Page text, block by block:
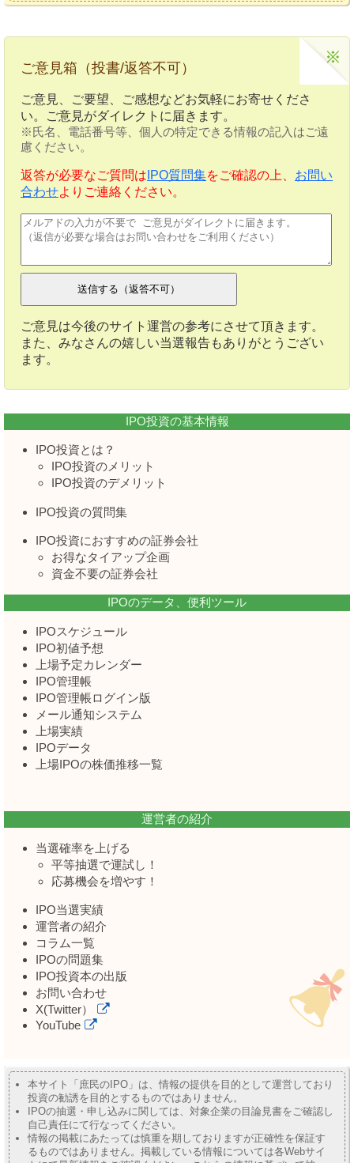
ご意見箱（投書/返答不可）
ご意見、ご要望、ご感想などお気軽にお寄せくださ
い。ご意見がダイレクトに届きます。
※氏名、電話番号等、個人の特定できる情報の記入はご遠
慮ください。
返答が必要なご質問は IPO質問集をご確認の上、 お問い
合わせよりご連絡ください。
ご意見は今後のサイト運営の参考にさせて頂きます。
また、みなさんの嬉しい当選報告もありがとうござい
ます。
IPO投資の基本情報
IPO投資とは？
IPO投資のメリット
IPO投資のデメリット
IPO投資の質問集
IPO投資におすすめの証券会社
お得なタイアップ企画
資金不要の証券会社
IPOのデータ、便利ツール
IPOスケジュール
IPO初値予想
上場予定カレンダー
IPO管理帳
IPO管理帳ログイン版
メール通知システム
上場実績
IPOデータ
上場IPOの株価推移一覧
運営者の紹介
当選確率を上げる
平等抽選で運試し！
応募機会を増やす！
IPO当選実績
運営者の紹介
コラム一覧
IPOの問題集
IPO投資本の出版
お問い合わせ
X(Twitter）
YouTube
本サイト「庶民のIPO」は、情報の提供を目的として運営しており
投資の勧誘を目的とするものではありません。
IPOの抽選・申し込みに関しては、対象企業の目論見書をご確認し
自己責任にて行なってください。
情報の掲載にあたっては慎重を期しておりますが正確性を保証す
るものではありません。掲載している情報については各Webサイ